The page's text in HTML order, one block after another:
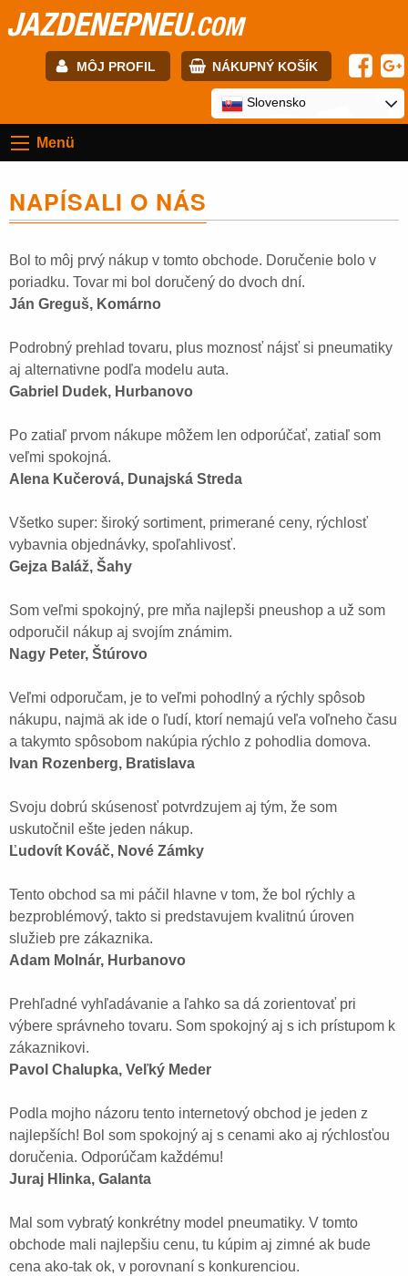
JAZDENEPNEU.COM
MÔJ PROFIL NÁKUPNÝ KOŠÍK
Heslo:
Slovensko
Menü
NAPÍSALI O NÁS
Bol to môj prvý nákup v tomto obchode. Doručenie bolo v
poriadku. Tovar mi bol doručený do dvoch dní.
Ján Greguš, Komárno
Podrobný prehlad tovaru, plus moznosť nájsť si pneumatiky
aj alternativne podľa modelu auta.
Gabriel Dudek, Hurbanovo
Po zatiaľ prvom nákupe môžem len odporúčať, zatiaľ som
veľmi spokojná.
Alena Kučerová, Dunajská Streda
Všetko super: široký sortiment, primerané ceny, rýchlosť
vybavnia objednávky, spoľahlivosť.
Gejza Baláž, Šahy
Som veľmi spokojný, pre mňa najlepši pneushop a už som
odporučil nákup aj svojím známim.
Nagy Peter, Štúrovo
Veľmi odporučam, je to veľmi pohodlný a rýchly spôsob
nákupu, najmä ak ide o ľudí, ktorí nemajú veľa voľneho času
a takymto spôsobom nakúpia rýchlo z pohodlia domova.
Ivan Rozenberg, Bratislava
Svoju dobrú skúsenosť potvrdzujem aj tým, že som
uskutočnil ešte jeden nákup.
Ľudovít Kováč, Nové Zámky
Tento obchod sa mi páčil hlavne v tom, že bol rýchly a
bezproblémový, takto si predstavujem kvalitnú úroven
služieb pre zákaznika.
Adam Molnár, Hurbanovo
Prehľadné vyhľadávanie a ľahko sa dá zorientovať pri
výbere správneho tovaru. Som spokojný aj s ich prístupom k
zákaznikovi.
Pavol Chalupka, Veľký Meder
Podla mojho názoru tento internetový obchod je jeden z
najlepších! Bol som spokojný aj s cenami ako aj rýchlosťou
doručenia. Odporúčam každému!
Juraj Hlinka, Galanta
Mal som vybratý konkrétny model pneumatiky. V tomto
obchode mali najlepšiu cenu, tu kúpim aj zimné ak bude
cena ako-tak ok, v porovnaní s konkurenciou.